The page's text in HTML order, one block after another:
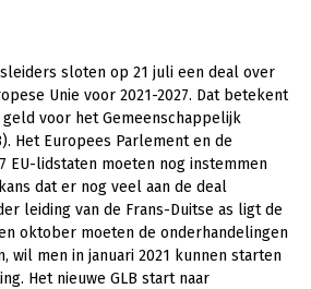
energie
sloten op 21 juli een deal over
Unie voor 2021-2027. Dat betekent
voor het Gemeenschappelijk
Het Europees Parlement en de
EU-lidstaten moeten nog instemmen
dat er nog veel aan de deal
leiding van de Frans-Duitse as ligt de
oktober moeten de onderhandelingen
wil men in januari 2021 kunnen starten
Het nieuwe GLB start naar